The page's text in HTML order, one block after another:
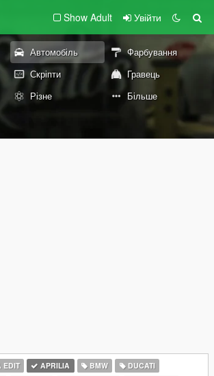
Show Adult Увійти
Автомобіль
Фарбування
Скріпти
Гравець
Різне Більше
EDIT APRILIA BMW
DUCATI